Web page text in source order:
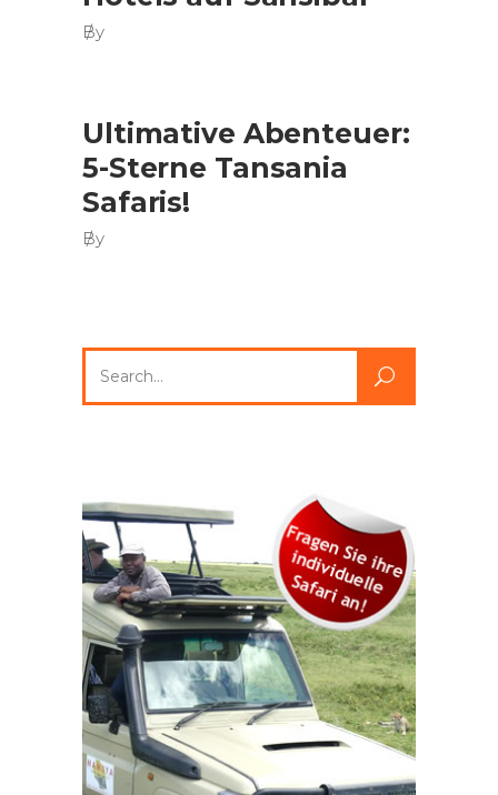
By
Ultimative Abenteuer:
5-Sterne Tansania
Safaris!
By
for: